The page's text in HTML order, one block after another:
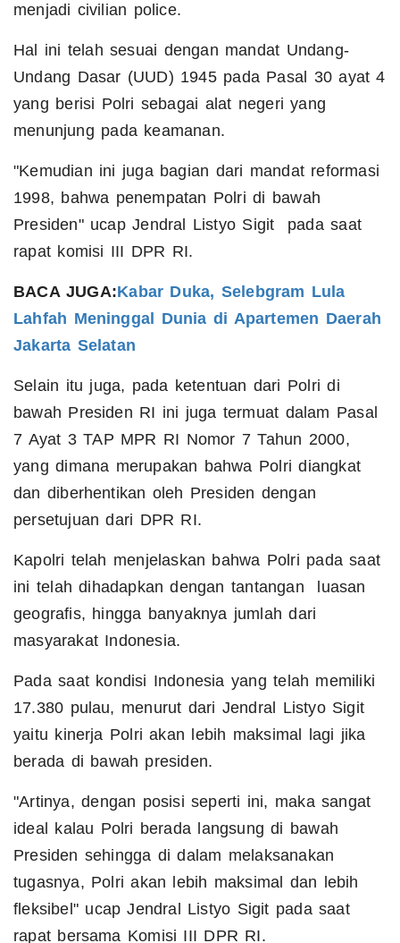
menjadi civilian police.
Hal ini telah sesuai dengan mandat Undang-
Undang Dasar (UUD) 1945 pada Pasal 30 ayat 4
yang berisi Polri sebagai alat negeri yang
menunjung pada keamanan.
"Kemudian ini juga bagian dari mandat reformasi
1998, bahwa penempatan Polri di bawah
Presiden" ucap Jendral Listyo Sigit pada saat
rapat komisi III DPR RI.
BACA JUGA:Kabar Duka, Selebgram Lula
Lahfah Meninggal Dunia di Apartemen Daerah
Jakarta Selatan
Selain itu juga, pada ketentuan dari Polri di
bawah Presiden RI ini juga termuat dalam Pasal
7 Ayat 3 TAP MPR RI Nomor 7 Tahun 2000,
yang dimana merupakan bahwa Polri diangkat
dan diberhentikan oleh Presiden dengan
persetujuan dari DPR RI.
Kapolri telah menjelaskan bahwa Polri pada saat
ini telah dihadapkan dengan tantangan luasan
geografis, hingga banyaknya jumlah dari
masyarakat Indonesia.
Pada saat kondisi Indonesia yang telah memiliki
17.380 pulau, menurut dari Jendral Listyo Sigit
yaitu kinerja Polri akan lebih maksimal lagi jika
berada di bawah presiden.
"Artinya, dengan posisi seperti ini, maka sangat
ideal kalau Polri berada langsung di bawah
Presiden sehingga di dalam melaksanakan
tugasnya, Polri akan lebih maksimal dan lebih
fleksibel" ucap Jendral Listyo Sigit pada saat
rapat bersama Komisi III DPR RI.